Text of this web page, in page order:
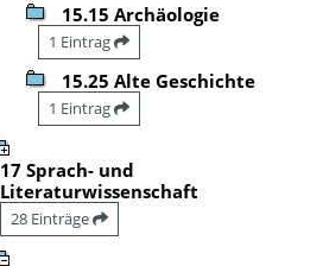
15.15 Archäologie
1 Eintrag
15.25 Alte Geschichte
1 Eintrag
17 Sprach- und
Literaturwissenschaft
28 Einträge